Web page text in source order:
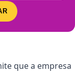
que a empresa